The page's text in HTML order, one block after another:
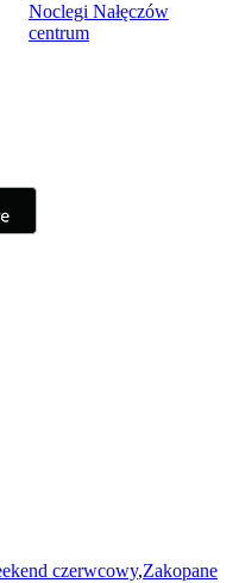
Noclegi Nałęczów
centrum
czerwcowy,Zakopane